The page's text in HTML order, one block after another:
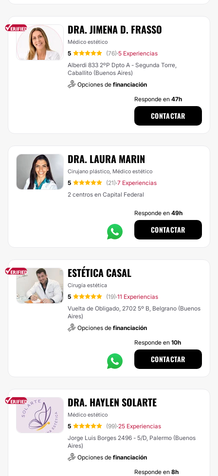
DRA. JIMENA D. FRASSO
Médico estético
5 (76)·5 Experiencias
Alberdi 833 2ºP Dpto A - Segunda Torre,
Caballito (Buenos Aires)
Opciones de financiación
Responde en 47h
CONTACTAR
DRA. LAURA MARIN
Cirujano plástico, Médico estético
5 (21)·7 Experiencias
2 centros en Capital Federal
Responde en 49h
CONTACTAR
ESTÉTICA CASAL
Cirugía estética
5 (19)·11 Experiencias
Vuelta de Obligado, 2702 5º B, Belgrano (Buenos
Aires)
Opciones de financiación
Responde en 10h
CONTACTAR
DRA. HAYLEN SOLARTE
Médico estético
5 (99)·25 Experiencias
Jorge Luis Borges 2496 - 5/D, Palermo (Buenos
Aires)
Opciones de financiación
Responde en 8h